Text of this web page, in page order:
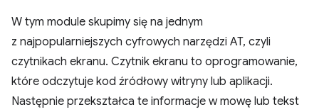
W tym module skupimy się na jednym
z najpopularniejszych cyfrowych narzędzi AT, czyli
czytnikach ekranu. Czytnik ekranu to oprogramowanie,
które odczytuje kod źródłowy witryny lub aplikacji.
Następnie przekształca te informacje w mowę lub tekst